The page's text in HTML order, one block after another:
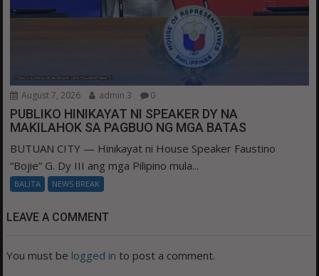
August 7, 2026 admin 3 0
PUBLIKO HINIKAYAT NI SPEAKER DY NA
MAKILAHOK SA PAGBUO NG MGA BATAS
BUTUAN CITY — Hinikayat ni House Speaker Faustino
“Bojie” G. Dy III ang mga Pilipino mula...
BALITA NEWS BREAK
LEAVE A COMMENT
You must be logged in to post a comment.